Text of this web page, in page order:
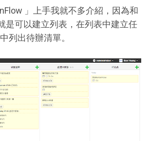
」上手我就不多介紹，因為和
是可以建立列表，在列表中建立任
列出待辦清單。